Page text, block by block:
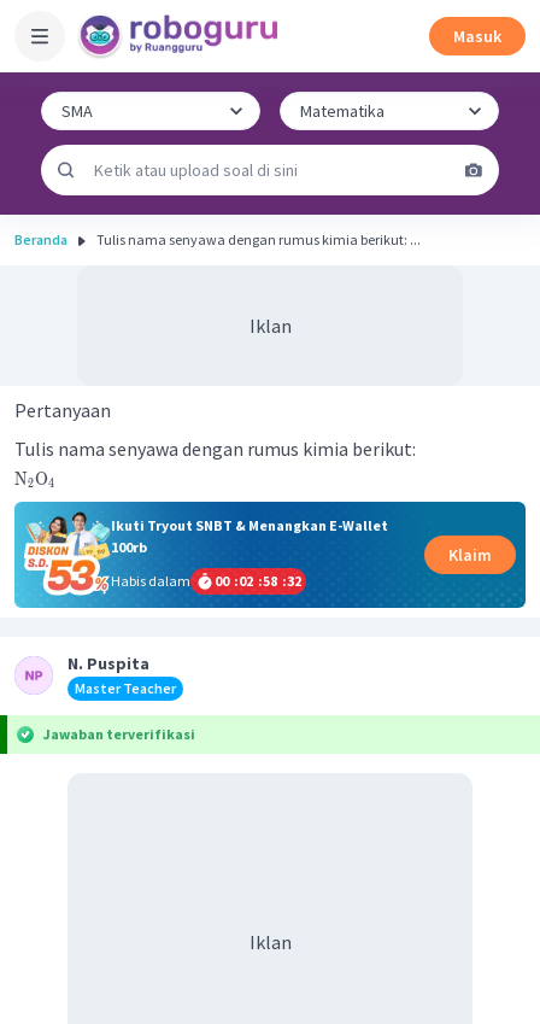
Masuk
Beranda Tulis nama senyawa dengan rumus kimia berikut: ...
Iklan
Pertanyaan
Tulis nama senyawa dengan rumus kimia berikut:
N2O4
Ikuti Tryout SNBT & Menangkan E-Wallet
100rb
Habis dalam
00 :02 :58 :32
Klaim
N. Puspita
Master Teacher
Jawaban terverifikasi
Iklan